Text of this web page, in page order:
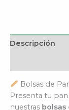
Descripción
Bolsas de
Presenta tu
nuestras bolsas